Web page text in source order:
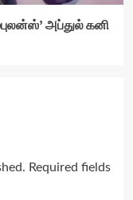
அப்துல் கனி
Required fields